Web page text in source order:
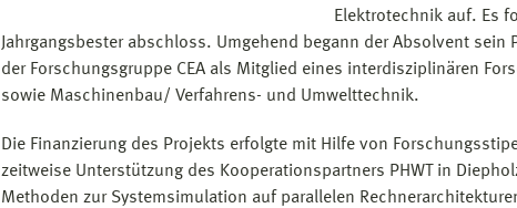
Elektrotechnik auf. Es
Jahrgangsbester abschloss. Umgehend begann der Absolvent
der Forschungsgruppe CEA als Mitglied eines interdisziplinären
sowie Maschinenbau/ Verfahrens- und Umwelttechnik.
Die Finanzierung des Projekts erfolgte mit Hilfe von
zeitweise Unterstützung des Kooperationspartners PHWT in
Methoden zur Systemsimulation auf parallelen